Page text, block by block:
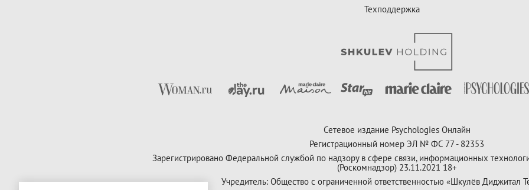
Техподдержка
Сетевое издание Psychologies Онлайн
Регистрационный номер ЭЛ № ФС 77 - 82353
Зарегистрировано Федеральной службой по надзору в сфере связи, информационных
(Роскомнадзор) 23.11.2021 18+
Учредитель: Общество с ограниченной ответственностью «Шкулёв Диджитал